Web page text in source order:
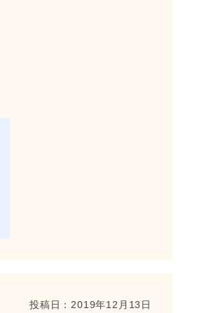
投稿日： 2019年12月13日